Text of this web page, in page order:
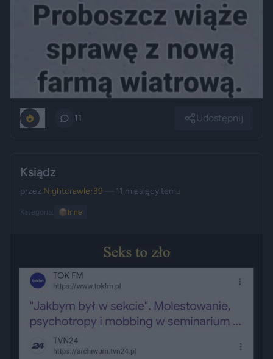
11 Udostępnij
Ksiądz
przez Nightcrawler39 — 11 miesięcy temu
Kategoria: 📦 Inne